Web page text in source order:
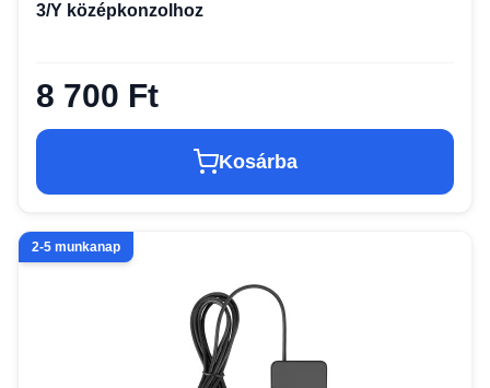
3/Y középkonzolhoz
8 700 Ft
Kosárba
2-5 munkanap